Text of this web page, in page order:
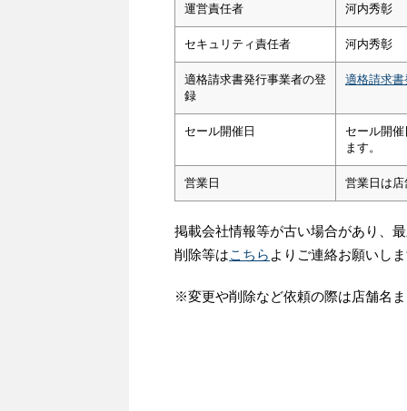
運営責任者 河内秀彰
セキュリティ責任者 河内秀彰
適格請求書発行事業者の登
録
適格請求
セール開催日
セール開
ます。
営業日 営業日は
掲載会社情報等が古い場合があり、
削除等はこちら よりご連絡お願いし
※変更や削除など依頼の際は店舗名